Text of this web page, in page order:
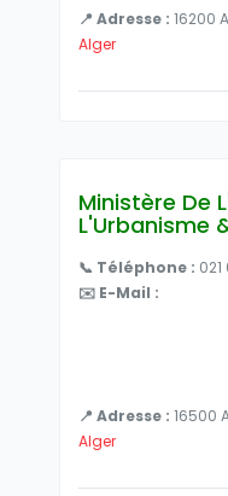
📍 Adresse : 16200
Alger
Ministère De
L'Urbanisme
📞 Téléphone : 021
✉️ E-Mail :
📍 Adresse : 16500
Alger